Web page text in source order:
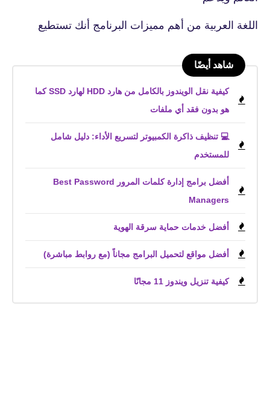
اللغة العربية من أهم مميزات البرنامج أنك تستطيع
شاهد أيضًا
كيفية نقل الويندوز بالكامل من هارد HDD لهارد SSD كما
هو بدون فقد أي ملفات
💻 تنظيف ذاكرة الكمبيوتر لتسريع الأداء: دليل شامل
للمستخدم
أفضل برامج إدارة كلمات المرور Best Password
Managers
أفضل خدمات حماية سرقة الهوية
أفضل مواقع لتحميل البرامج مجاناً (مع روابط مباشرة)
كيفية تنزيل ويندوز 11 مجانًا